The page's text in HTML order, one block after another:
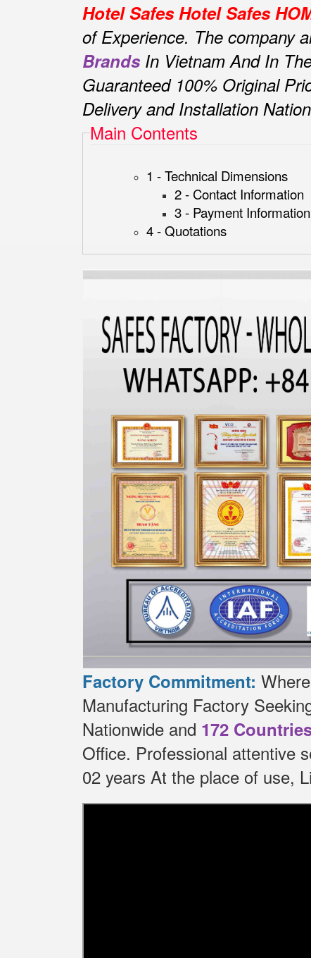
Hotel Safes Hotel Safes
of Experience. The company
Brands In Vietnam And In
Guaranteed 100% Original
Delivery and Installation
Main Contents
1 - Technical Dimensions
2 - Contact Information
3 - Payment Information
4 - Quotations
Factory Commitment:
Manufacturing Factory
Nationwide and 172
Office. Professional attentive
02 years At the place of use,